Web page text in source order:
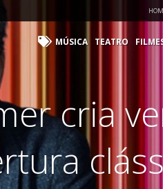
MÚSICA TEATRO
cria